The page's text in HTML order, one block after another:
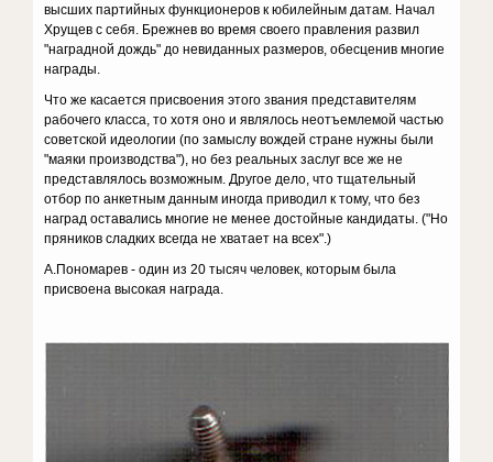
высших партийных функционеров к юбилейным датам. Начал
Хрущев с себя. Брежнев во время своего правления развил
"наградной дождь" до невиданных размеров, обесценив многие
награды.
Что же касается присвоения этого звания представителям
рабочего класса, то хотя оно и являлось неотъемлемой частью
советской идеологии (по замыслу вождей стране нужны были
"маяки производства"), но без реальных заслуг все же не
представлялось возможным. Другое дело, что тщательный
отбор по анкетным данным иногда приводил к тому, что без
наград оставались многие не менее достойные кандидаты. ("Но
пряников сладких всегда не хватает на всех".)
А.Пономарев - один из 20 тысяч человек, которым была
присвоена высокая награда.